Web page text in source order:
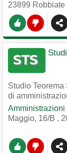
23899 Robbiate
Studio
di
Amministrazioni
Maggio, 16/B ,